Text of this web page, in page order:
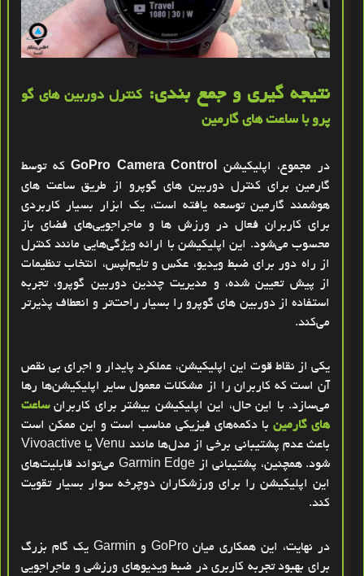
نتیجه گیری و جمع بندی:کنترل دوربین های گو
پرو با ساعت‌ های گارمین
در مجموع، اپلیکیشن GoPro Camera Controlکه توسط
گارمین برای کنترل دوربین‌ های گوپرو از طریق ساعت‌ های
هوشمند گارمین توسعه یافته است، یک ابزار بسیار کاربردی
برای کاربران فعال در ورزش‌ ها و ماجراجویی‌های فضای باز
محسوب می‌شود. این اپلیکیشن با ارائه ویژگی‌هایی مانند کنترل
از راه دور برای ضبط ویدیو، عکس و تایم‌لپس، انتخاب تنظیمات
از پیش تعیین‌ شده، و مدیریت چندین دوربین گوپرو، تجربه
استفاده از دوربین‌ های گوپرو را بسیار راحت‌تر و انعطاف‌ پذیرتر
می‌کند.
یکی از نقاط قوت این اپلیکیشن، عملکرد پایدار و اجرای بی‌ نقص
آن است که کاربران را از مشکلات معمول سایر اپلیکیشن‌ها رها
می‌سازد. با این حال، این اپلیکیشن بیشتر برای کاربرانساعت‌
های گارمین با دکمه‌های فیزیکی مناسب است و این ممکن است
باعث عدم پشتیبانی برخی از مدل‌ها مانند Venu یا Vivoactive
شود. همچنین، پشتیبانی از Garmin Edge می‌تواند قابلیت‌های
این اپلیکیشن را برای ورزشکاران دوچرخه‌ سوار بسیار تقویت
کند.
در نهایت، این همکاری میانGoPro و Garmin یک گام بزرگ
برای بهبود تجربه کاربری در ضبط ویدیوهای ورزشی و ماجراجویی